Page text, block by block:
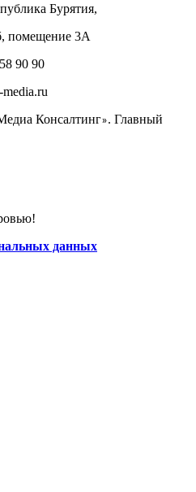
Бурятия,
помещение 3А
90 90
Консалтинг». Главный
данных